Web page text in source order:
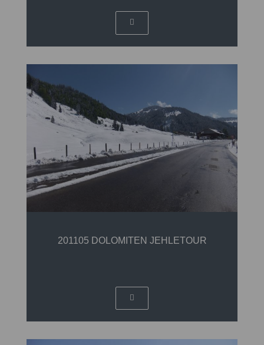
201105 DOLOMITEN JEHLETOUR